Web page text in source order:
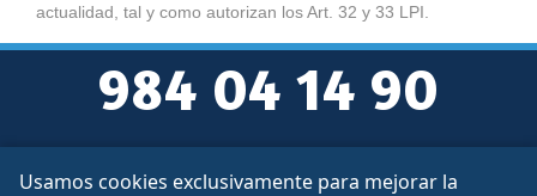
actualidad, tal y como autorizan los Art. 32 y 33 LPI.
984 04 14 90
Aviso legal
Usamos cookies exclusivamente para mejorar la